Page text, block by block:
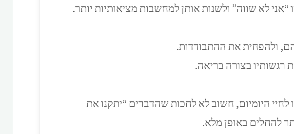
לא שווה” ולשנות אותן למחשבות מציאותיות יותר.
ולהפחית את ההתבודדות.
רגשותיו בצורה בריאה.
היומיום, חשוב לא לחכות שהדברים “יתקנו את
להחלים באופן מלא.